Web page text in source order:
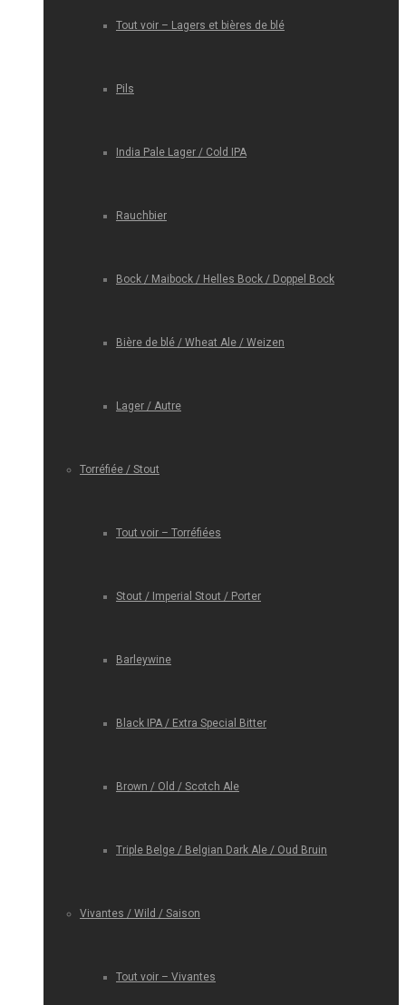
Tout voir – Lagers et bières de blé
Pils
India Pale Lager / Cold IPA
Rauchbier
Bock / Maibock / Helles Bock / Doppel Bock
Bière de blé / Wheat Ale / Weizen
Lager / Autre
Torréfiée / Stout
Tout voir – Torréfiées
Stout / Imperial Stout / Porter
Barleywine
Black IPA / Extra Special Bitter
Brown / Old / Scotch Ale
Triple Belge / Belgian Dark Ale / Oud Bruin
Vivantes / Wild / Saison
Tout voir – Vivantes